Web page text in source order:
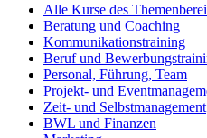
Alle Kurse des
Beratung und Coaching
Kommunikationstraining
Beruf und
Personal, Führung, Team
Projekt- und
Zeit- und Selbstmanagement
BWL und Finanzen